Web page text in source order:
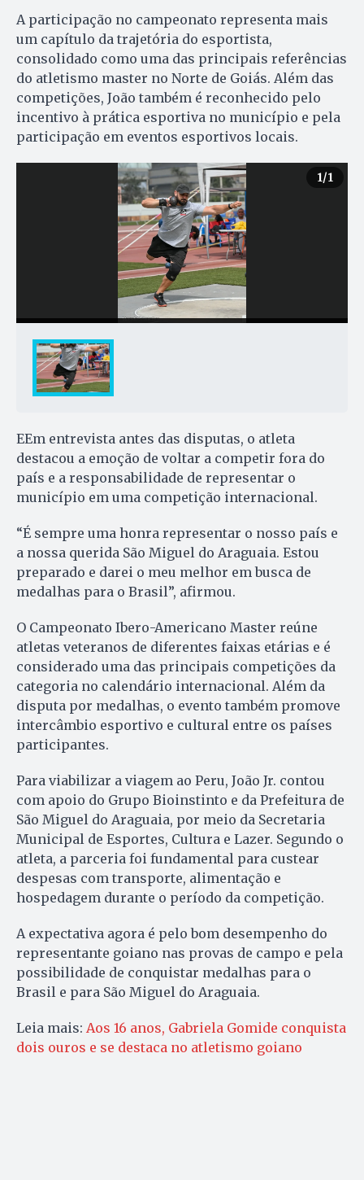
A participação no campeonato representa mais
um capítulo da trajetória do esportista,
consolidado como uma das principais referências
do atletismo master no Norte de Goiás. Além das
competições, João também é reconhecido pelo
incentivo à prática esportiva no município e pela
participação em eventos esportivos locais.
1/1
EEm entrevista antes das disputas, o atleta
destacou a emoção de voltar a competir fora do
país e a responsabilidade de representar o
município em uma competição internacional.
“É sempre uma honra representar o nosso país e
a nossa querida São Miguel do Araguaia. Estou
preparado e darei o meu melhor em busca de
medalhas para o Brasil”, afirmou.
O Campeonato Ibero-Americano Master reúne
atletas veteranos de diferentes faixas etárias e é
considerado uma das principais competições da
categoria no calendário internacional. Além da
disputa por medalhas, o evento também promove
intercâmbio esportivo e cultural entre os países
participantes.
Para viabilizar a viagem ao Peru, João Jr. contou
com apoio do Grupo Bioinstinto e da Prefeitura de
São Miguel do Araguaia, por meio da Secretaria
Municipal de Esportes, Cultura e Lazer. Segundo o
atleta, a parceria foi fundamental para custear
despesas com transporte, alimentação e
hospedagem durante o período da competição.
A expectativa agora é pelo bom desempenho do
representante goiano nas provas de campo e pela
possibilidade de conquistar medalhas para o
Brasil e para São Miguel do Araguaia.
Leia mais: Aos 16 anos, Gabriela Gomide conquista
dois ouros e se destaca no atletismo goiano